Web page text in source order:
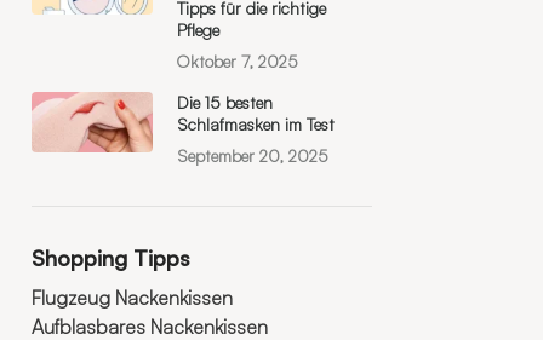
Tipps für die richtige
Pflege
Oktober 7, 2025
Die 15 besten
Schlafmasken im Test
September 20, 2025
Shopping Tipps
Flugzeug Nackenkissen
Aufblasbares Nackenkissen